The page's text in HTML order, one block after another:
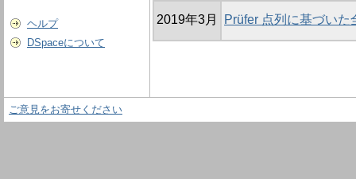
ヘルプ
DSpaceについて
2019年3月 Prüfer 点列に基づい
ご意見をお寄せください